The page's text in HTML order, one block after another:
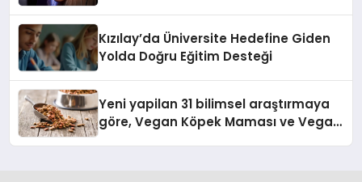
Kızılay’da Üniversite Hedefine Giden
Yolda Doğru Eğitim Desteği
Yeni yapilan 31 bilimsel araştırmaya
göre, Vegan Köpek Maması ve Vegan